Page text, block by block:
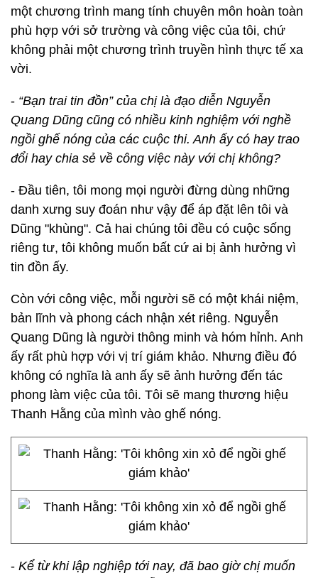
một chương trình mang tính chuyên môn hoàn toàn
phù hợp với sở trường và công việc của tôi, chứ
không phải một chương trình truyền hình thực tế xa
vời.
- “Bạn trai tin đồn” của chị là đạo diễn Nguyễn
Quang Dũng cũng có nhiều kinh nghiệm với nghề
ngồi ghế nóng của các cuộc thi. Anh ấy có hay trao
đổi hay chia sẻ về công việc này với chị không?
- Đầu tiên, tôi mong mọi người đừng dùng những
danh xưng suy đoán như vậy để áp đặt lên tôi và
Dũng "khùng". Cả hai chúng tôi đều có cuộc sống
riêng tư, tôi không muốn bất cứ ai bị ảnh hưởng vì
tin đồn ấy.
Còn với công việc, mỗi người sẽ có một khái niệm,
bản lĩnh và phong cách nhận xét riêng. Nguyễn
Quang Dũng là người thông minh và hóm hỉnh. Anh
ấy rất phù hợp với vị trí giám khảo. Nhưng điều đó
không có nghĩa là anh ấy sẽ ảnh hưởng đến tác
phong làm việc của tôi. Tôi sẽ mang thương hiệu
Thanh Hằng của mình vào ghế nóng.
- Kể từ khi lập nghiệp tới nay, đã bao giờ chị muốn